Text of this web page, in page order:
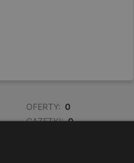
OFERTY: 0
GAZETKI: 0